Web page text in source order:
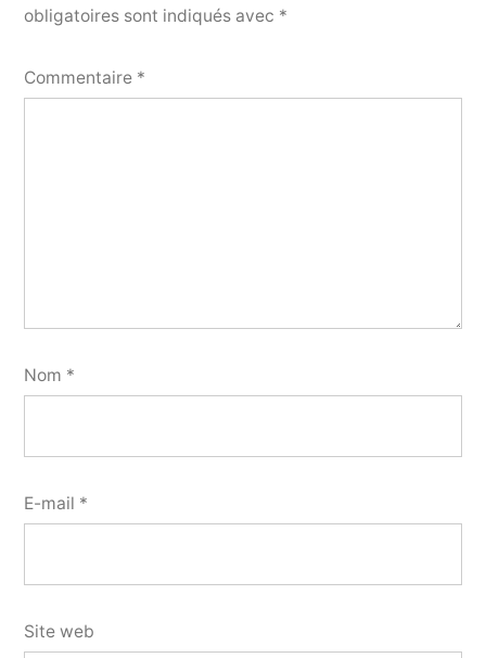
obligatoires sont indiqués avec *
Commentaire *
Nom *
E-mail *
Site web